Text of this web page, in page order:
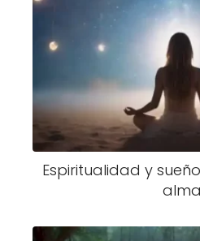
Espiritualidad y
alma